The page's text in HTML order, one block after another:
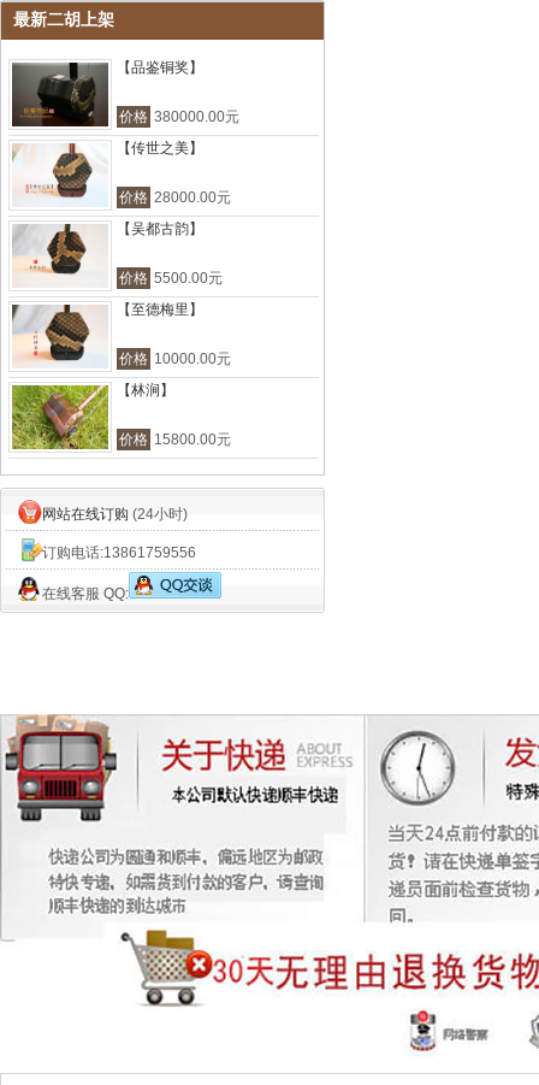
最新二胡上架
【品鉴铜奖】
价格 380000.00元
【传世之美】
价格 28000.00元
【吴都古韵】
价格 5500.00元
【至德梅里】
价格 10000.00元
【林涧】
价格 15800.00元
网站在线订购 (24小时)
订购电话:13861759556
在线客服 QQ: